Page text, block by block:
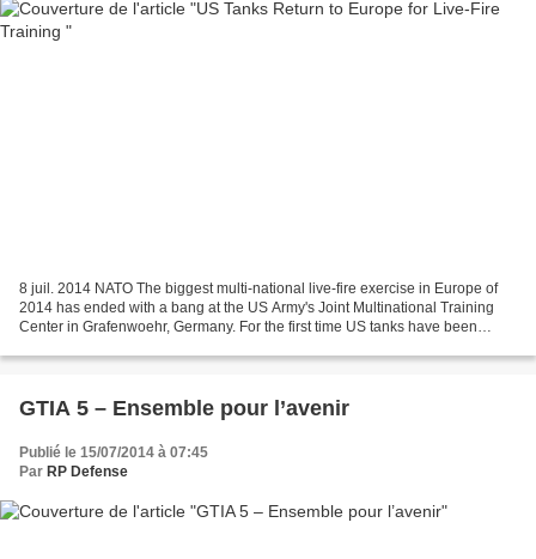
8 juil. 2014 NATO The biggest multi-national live-fire exercise in Europe of
2014 has ended with a bang at the US Army's Joint Multinational Training
Center in Grafenwoehr, Germany. For the first time US tanks have been
GTIA 5 – Ensemble pour l’avenir
Publié le 15/07/2014 à 07:45
Par RP Defense